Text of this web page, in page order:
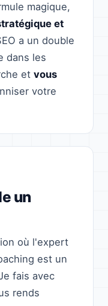
magique,
et
a un double
dans les
et vous
votre
un
où l'expert
est un
fais avec
rends